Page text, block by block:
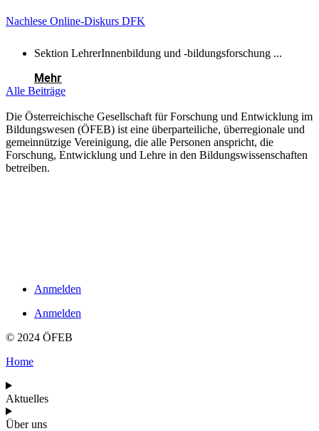
Nachlese Online-Diskurs DFK
Sektion LehrerInnenbildung und -bildungsforschung ...
Mehr
Alle Beiträge
Die Österreichische Gesellschaft für Forschung und Entwicklung im
Bildungswesen (ÖFEB) ist eine überparteiliche, überregionale und
gemeinnützige Vereinigung, die alle Personen anspricht, die
Forschung, Entwicklung und Lehre in den Bildungswissenschaften
betreiben.
Anmelden
Anmelden
© 2024 ÖFEB
Home
Aktuelles
Über uns